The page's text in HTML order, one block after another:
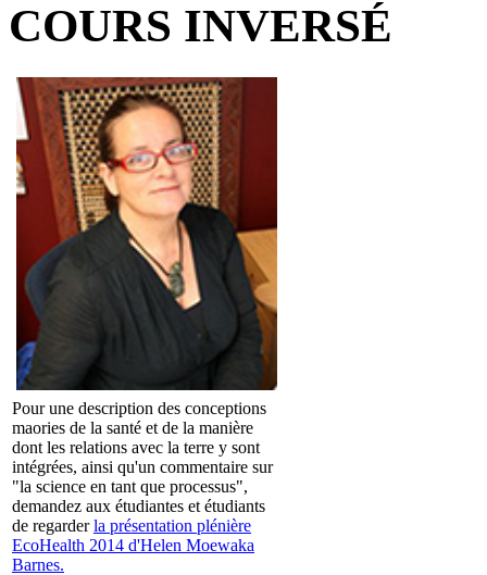
COURS INVERSÉ
Pour une description des conceptions
maories de la santé et de la manière
dont les relations avec la terre y sont
intégrées, ainsi qu'un commentaire sur
"la science en tant que processus",
demandez aux étudiantes et étudiants
de regarderla présentation plénière
EcoHealth 2014 d'Helen Moewaka
Barnes.